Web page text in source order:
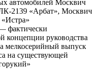
автомобилей Москвич
2139 «Арбат», Москвич
«Истра»
фактически
концепции руководства
мелкосерийный выпуск
на существующей